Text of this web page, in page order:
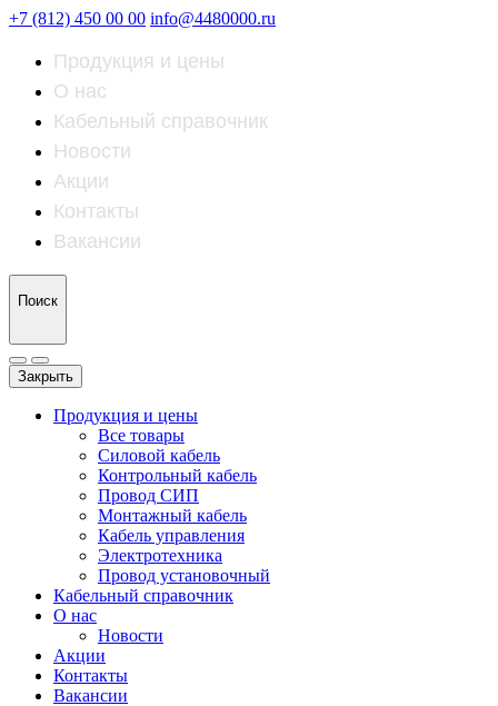
+7 (812) 450 00 00 info@4480000.ru
Продукция и цены
О нас
Кабельный справочник
Новости
Акции
Контакты
Вакансии
Поиск
Закрыть
Продукция и цены
Все товары
Силовой кабель
Контрольный кабель
Провод СИП
Монтажный кабель
Кабель управления
Электротехника
Провод установочный
Кабельный справочник
О нас
Новости
Акции
Контакты
Вакансии